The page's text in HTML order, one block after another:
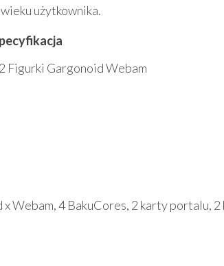
użytkownika.
Figurki Gargonoid Webam
Webam, 4 BakuCores, 2 karty portalu,